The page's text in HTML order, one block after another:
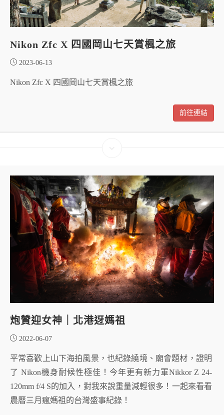
Nikon Zfc X 四國岡山七天賞楓之旅
2023-06-13
Nikon Zfc X 四國岡山七天賞楓之旅
前往連結
炮贊迎女神｜北港迓媽祖
2022-06-07
平常喜歡上山下海拍風景，也紀錄繞境、廟會題材，證明
了 Nikon機身耐候性極佳！今年更有新力軍Nikkor Z 24-
120mm f/4 S的加入，對我來說重量減輕很多！一起來看看
農曆三月瘋媽祖的台灣盛事紀錄！